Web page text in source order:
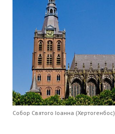
Собор Святого Іоанна (Хертогенбос)